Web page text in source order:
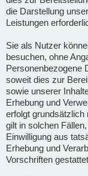
die Darstellung
Leistungen
Sie als Nutzer
besuchen, ohne
Personenbezogene
soweit dies zur
sowie unserer
Erhebung und
erfolgt grundsätzlich
gilt in solchen
Einwilligung aus
Erhebung und
Vorschriften